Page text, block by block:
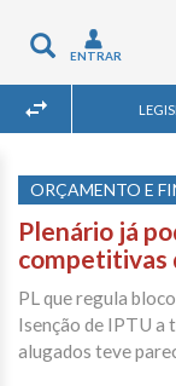
Toggle
navigation
ENTRAR
ORÇAMENTO E
Plenário já
competitivas
PL que regula
Isenção de IPTU a
alugados teve